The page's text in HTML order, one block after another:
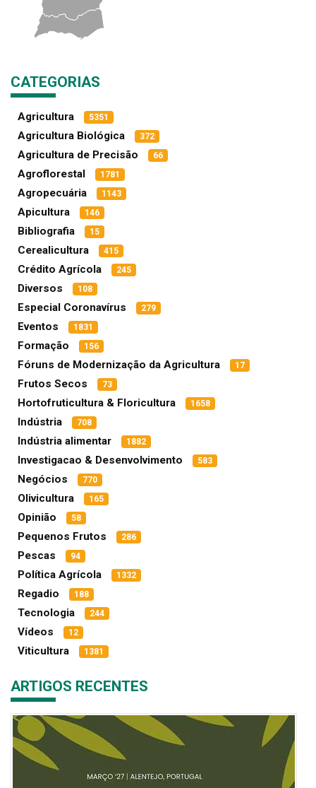
CATEGORIAS
Agricultura 5351
Agricultura Biológica 372
Agricultura de Precisão 66
Agroflorestal 1781
Agropecuária 1143
Apicultura 146
Bibliografia 15
Cerealicultura 415
Crédito Agrícola 245
Diversos 108
Especial Coronavírus 279
Eventos 1831
Formação 156
Fóruns de Modernização da Agricultura 17
Frutos Secos 73
Hortofruticultura & Floricultura 1658
Indústria 708
Indústria alimentar 1882
Investigacao & Desenvolvimento 583
Negócios 770
Olivicultura 165
Opinião 58
Pequenos Frutos 286
Pescas 94
Política Agrícola 1332
Regadio 188
Tecnologia 244
Vídeos 12
Viticultura 1381
ARTIGOS RECENTES